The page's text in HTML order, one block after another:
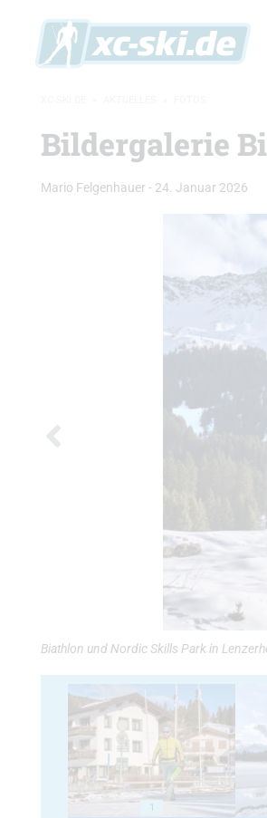
Bildergalerie
Mario Felgenhauer - 24. Januar 2026
Biathlon und Nordic Skills Park in
1